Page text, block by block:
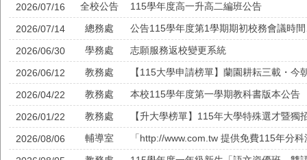
2026/07/16 全校公告 115學年度高一升高二編班公告
2026/07/14 總務處 公告115學年度第1學期期初校務會議時
2026/06/30 學務處 志願服務返校變更系統
2026/06/12 教務處
2026/04/22 教務處 本校115學年度第一學期教科書版本公告
2026/01/22 教務處 【升大學榜單】115年大學特殊選才暨獨
2026/08/06 輔導室